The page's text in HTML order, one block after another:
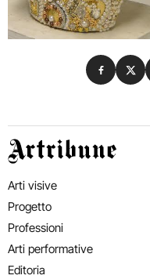
Condividi
Artribune
Arti visive
Progetto
Professioni
Arti performative
Editoria